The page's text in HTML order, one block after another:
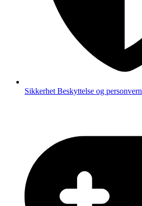
Sikkerhet Beskyttelse og personvern